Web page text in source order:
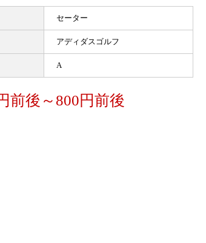
セーター
アディダスゴルフ
A
前後～800円前後